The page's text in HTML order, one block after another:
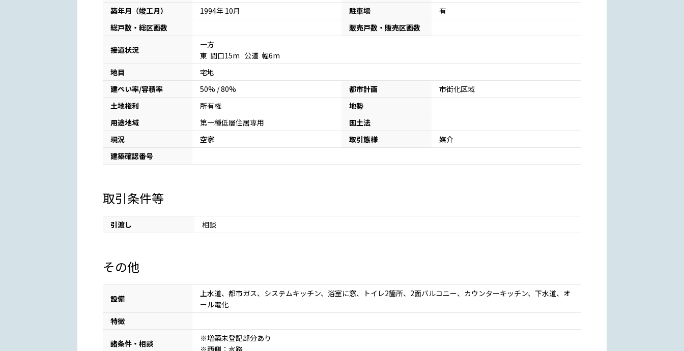
築年月（竣工月）
1994年 10月 駐車場
有
総戸数・総区画数
販売戸数・販売区画数
接道状況
一方
東 間口15m 公道 幅6m
地目
宅地
建ぺい率/容積率
50% / 80% 都市計画
市街化区域
土地権利
所有権
地勢
用途地域
第一種低層住居専用
国土法
現況
空家 取引態様
媒介
建築確認番号
取引条件等
引渡し 相談
その他
設備
上水道、都市ガス、システムキッチン、浴室に窓、トイレ2箇所、2面バルコニー、カウンターキッチン、下水道、オ
ール電化
特徴
諸条件・相談
※増築未登記部分あり